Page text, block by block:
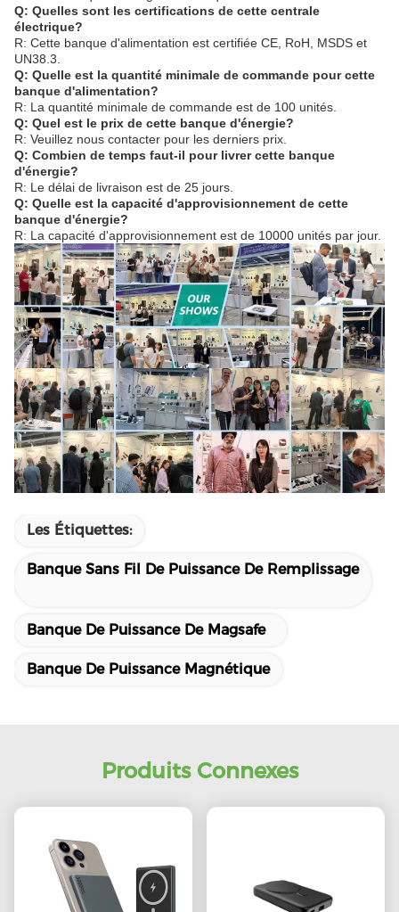
Q: Quelles sont les certifications de cette centrale
électrique?
R: Cette banque d'alimentation est certifiée CE, RoH, MSDS et
UN38.3.
Q: Quelle est la quantité minimale de commande pour cette
banque d'alimentation?
R: La quantité minimale de commande est de 100 unités.
Q: Quel est le prix de cette banque d'énergie?
R: Veuillez nous contacter pour les derniers prix.
Q: Combien de temps faut-il pour livrer cette banque
d'énergie?
R: Le délai de livraison est de 25 jours.
Q: Quelle est la capacité d'approvisionnement de cette
banque d'énergie?
R: La capacité d'approvisionnement est de 10000 unités par jour.
Les Étiquettes:
Banque Sans Fil De Puissance De Remplissage
Banque De Puissance De Magsafe
Banque De Puissance Magnétique
Produits Connexes